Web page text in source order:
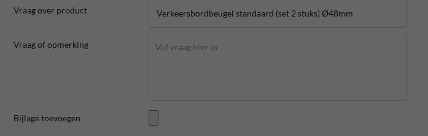
Vraag over product
Vraag of opmerking
Bijlage toevoegen